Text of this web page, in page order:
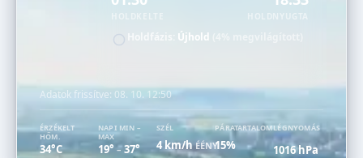
HOLDNYUGTA
Holdfázis: Újhold
Adatok frissítve: 08. 10. 12:50
ÉRZÉKELT
HŐM.
34°C
NAPI MIN –
MAX
19° –37°
SZÉL
4 km/hÉÉNY
PÁRATARTALOM
15%
LÉGNYOMÁS
1016 hPa